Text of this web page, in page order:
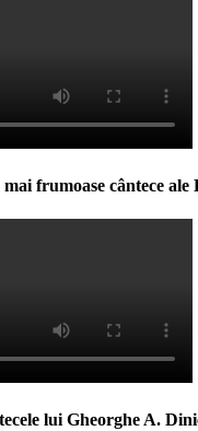
frumoase cântece ale
lui Gheorghe A.